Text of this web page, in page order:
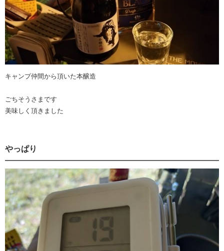
キャンプ仲間から頂いた本醸造
ごちそうさまです
美味しく頂きました
やっぱり